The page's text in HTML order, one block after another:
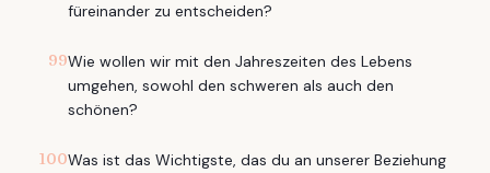
füreinander zu entscheiden?
99Wie wollen wir mit den Jahreszeiten des Lebens
umgehen, sowohl den schweren als auch den
schönen?
100Was ist das Wichtigste, das du an unserer Beziehung